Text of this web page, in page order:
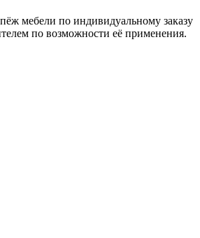
мебели по индивидуальному заказу
по возможности её применения.